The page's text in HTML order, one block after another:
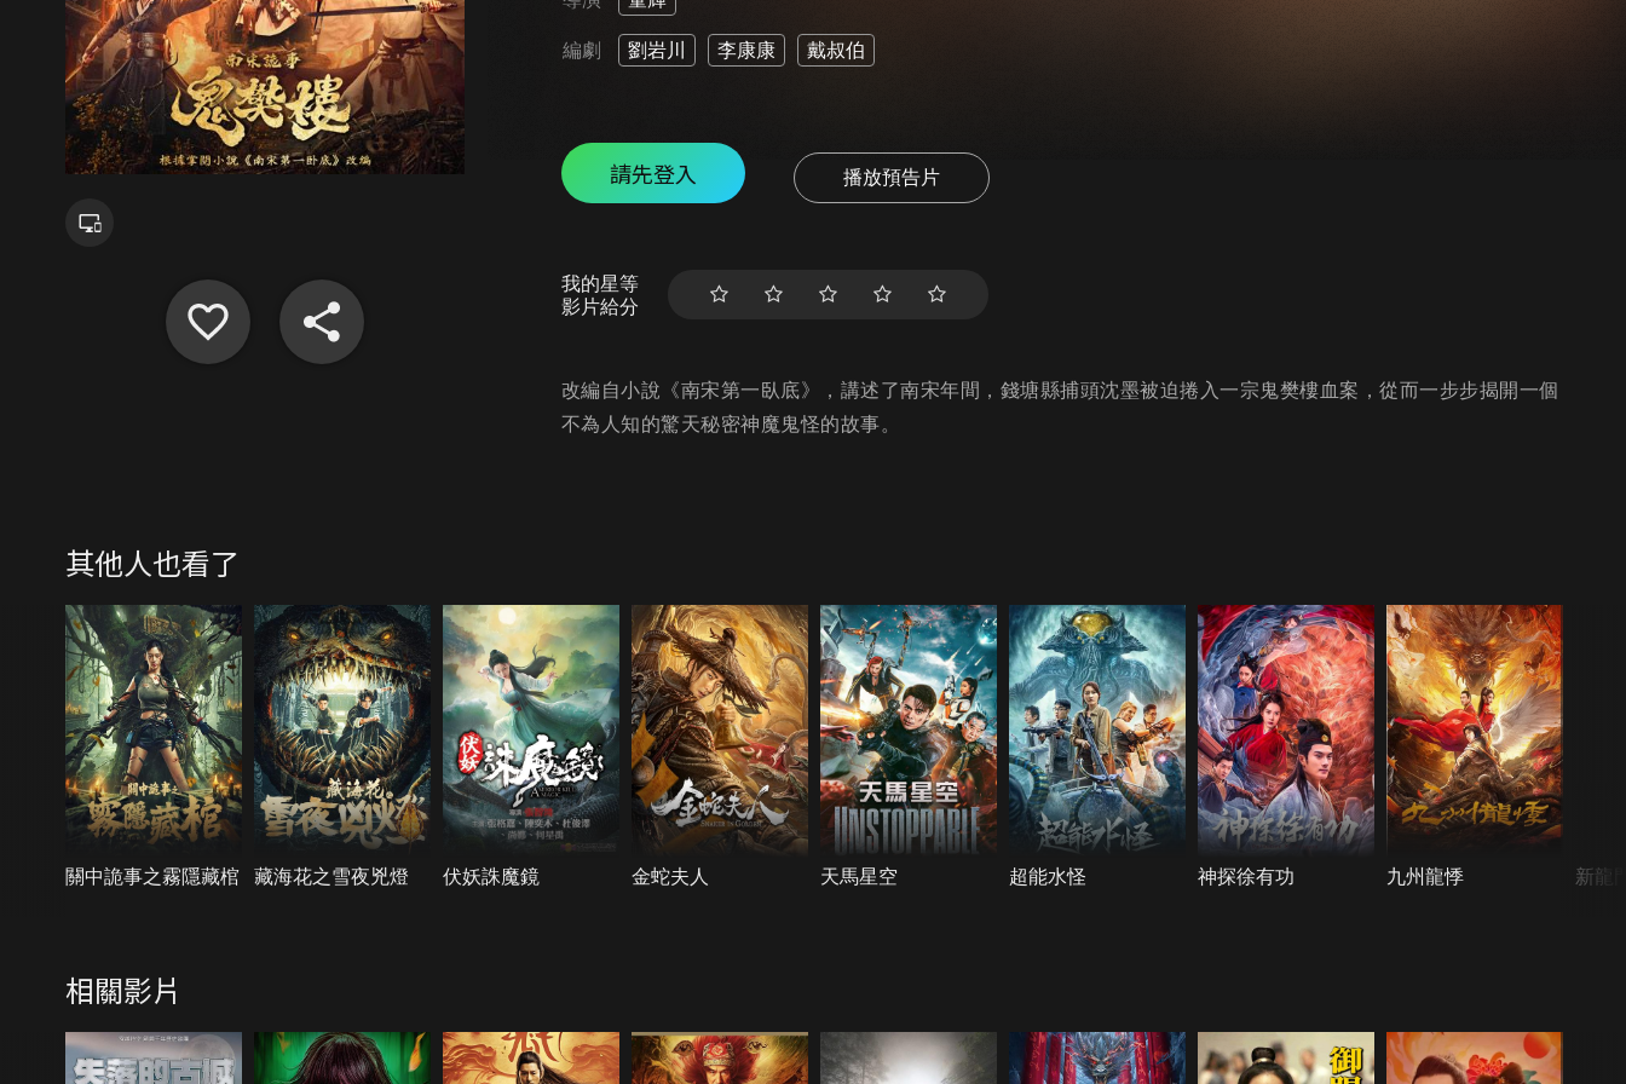
編劇 劉岩川 李康康 戴叔伯
請先登入 播放預告片
我的星等
影片給分
改編自小說《南宋第一臥底》，講述了南宋年間，錢塘縣捕頭沈墨被迫捲入一宗鬼樊樓血案，從而一步步揭開一個
不為人知的驚天秘密神魔鬼怪的故事。
其他人也看了
關中詭事之霧隱藏棺 藏海花之雪夜兇燈 伏妖誅魔鏡 金蛇夫人 天馬星空 超能水怪 神探徐有功 九州龍悸 新龍
相關影片